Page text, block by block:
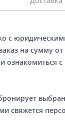
с
на сумму от
ознакомиться
свяжется